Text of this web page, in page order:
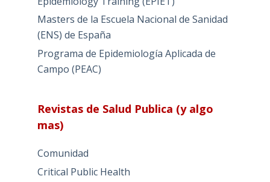
Masters de la Escuela Nacional de Sanidad
(ENS) de España
Programa de Epidemiología Aplicada de
Campo (PEAC)
Revistas de Salud Publica (y algo
mas)
Comunidad
Critical Public Health